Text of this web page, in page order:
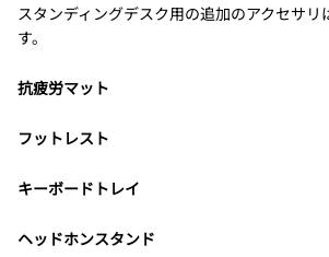
スタンディングデスク用の追加のアクセサリ
す。
抗疲労マット
フットレスト
キーボードトレイ
ヘッドホンスタンド